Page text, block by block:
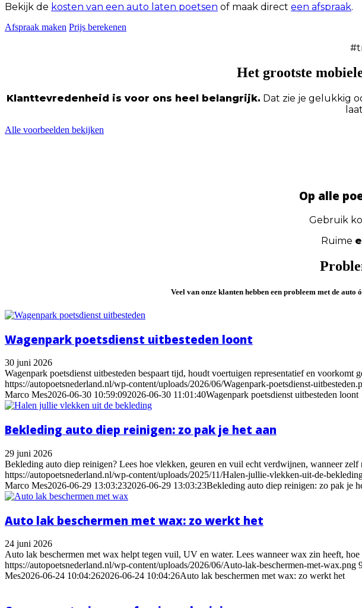
Bekijk de kosten van een auto laten poetsen of maak direct een afspraak.
Afspraak maken Prijs berekenen
Het grootste
Klanttevredenheid is voor ons heel belangrijk. Dat zie je gelukkig
Alle voorbeelden bekijken
Op alle
Gebruik
Ruime
Veel van onze klanten hebben een probleem met de auto
Wagenpark poetsdienst uitbesteden loont
30 juni 2026
Wagenpark poetsdienst uitbesteden bespaart tijd, houdt voertuigen representatief en voorkomt
https://autopoetsnederland.nl/wp-content/uploads/2026/06/Wagenpark-poetsdienst-
Marco Mes2026-06-30 10:59:092026-06-30 11:01:40Wagenpark poetsdienst uitbesteden loont
Bekleding auto diep reinigen: zo pak je het aan
29 juni 2026
Bekleding auto diep reinigen? Lees hoe vlekken, geuren en vuil echt verdwijnen, wanneer
https://autopoetsnederland.nl/wp-content/uploads/2025/11/Halen-jullie-vlekken-uit-de-
Marco Mes2026-06-29 13:03:232026-06-29 13:03:23Bekleding auto diep reinigen: zo pak je
Auto lak beschermen met wax: zo werkt het
24 juni 2026
Auto lak beschermen met wax helpt tegen vuil, UV en water. Lees wanneer wax zin heeft,
https://autopoetsnederland.nl/wp-content/uploads/2026/06/Auto-lak-beschermen-met-wax.png
Mes2026-06-24 10:04:262026-06-24 10:04:26Auto lak beschermen met wax: zo werkt het